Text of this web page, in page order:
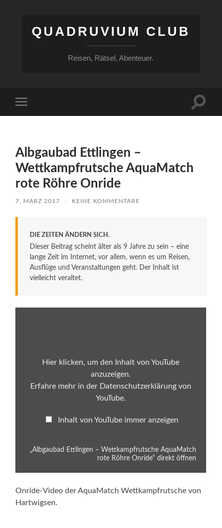
QUADRUVIUM CLUB
Reisen, Rätsel, Abenteuer.
Menü
Albgaubad Ettlingen –
Wettkampfrutsche AquaMatch
rote Röhre Onride
7. MÄRZ 2017 / KEINE KOMMENTARE
DIE ZEITEN ÄNDERN SICH.
Dieser Beitrag scheint älter als 9 Jahre zu sein – eine
lange Zeit im Internet, vor allem, wenn es um Reisen,
Ausflüge und Veranstaltungen geht. Der Inhalt ist
vielleicht veraltet.
YouTube
anzeigen
Hier klicken, um den Inhalt von YouTube
anzuzeigen.
Erfahre mehr in der Datenschutzerklärung von
YouTube.
Inhalt von YouTube immer anzeigen
„Albgaubad Ettlingen – Wettkampfrutsche AquaMatch
rote Röhre Onride“ direkt öffnen
Onride-Video der AquaMatch Wettkampfrutsche von
Hartwigsen.